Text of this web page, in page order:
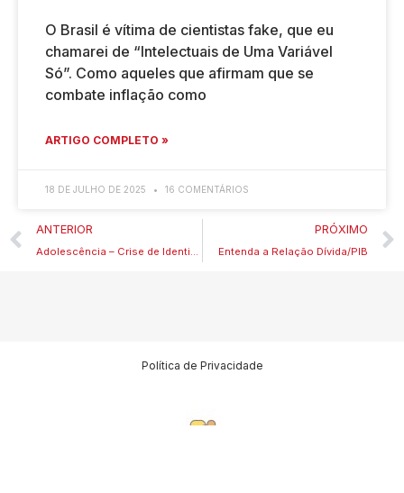
O Brasil é vítima de cientistas fake, que eu
chamarei de “Intelectuais de Uma Variável
Só”. Como aqueles que afirmam que se
combate inflação como
ARTIGO COMPLETO »
18 DE JULHO DE 2025 16 COMENTÁRIOS
ANTERIOR PRÓXIMO
Entenda a Relação Dívida/PIB
Política de Privacidade